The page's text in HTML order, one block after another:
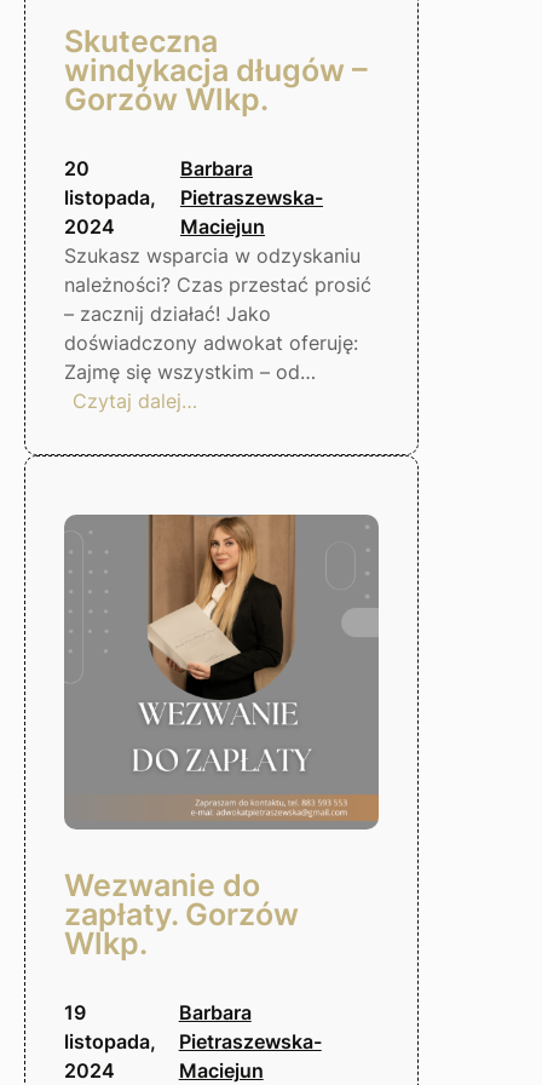
Skuteczna
windykacja długów –
Gorzów Wlkp.
20
listopada,
2024
Barbara
Pietraszewska-
Maciejun
Szukasz wsparcia w odzyskaniu
należności? Czas przestać prosić
– zacznij działać! Jako
doświadczony adwokat oferuję:
Zajmę się wszystkim – od…
Czytaj dalej…
windykacja
–
Gorzów
Wlkp.
Wezwanie do
zapłaty. Gorzów
Wlkp.
19
listopada,
2024
Barbara
Pietraszewska-
Maciejun